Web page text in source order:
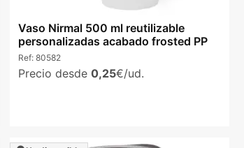
Vaso Nirmal 500 ml reutilizable
personalizadas acabado frosted PP
Ref: 80582
Precio desde 0,25€/ud.